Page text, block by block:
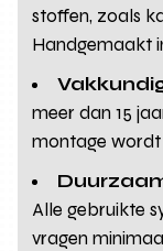
stoffen, zoals
Handgemaakt
meer dan 15
montage wordt
Alle gebruikte
vragen